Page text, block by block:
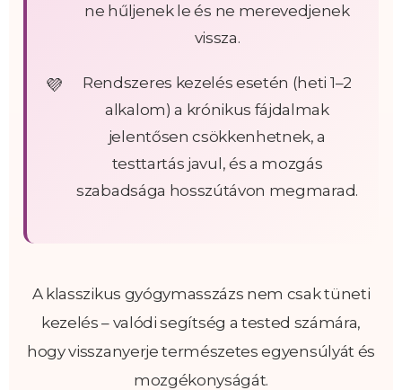
ne hűljenek le és ne merevedjenek
vissza.
Rendszeres kezelés esetén (heti 1–2
alkalom) a krónikus fájdalmak
jelentősen csökkenhetnek, a
testtartás javul, és a mozgás
szabadsága hosszútávon megmarad.
A klasszikus gyógymasszázs nem csak tüneti
kezelés – valódi segítség a tested számára,
hogy visszanyerje természetes egyensúlyát és
mozgékonyságát.